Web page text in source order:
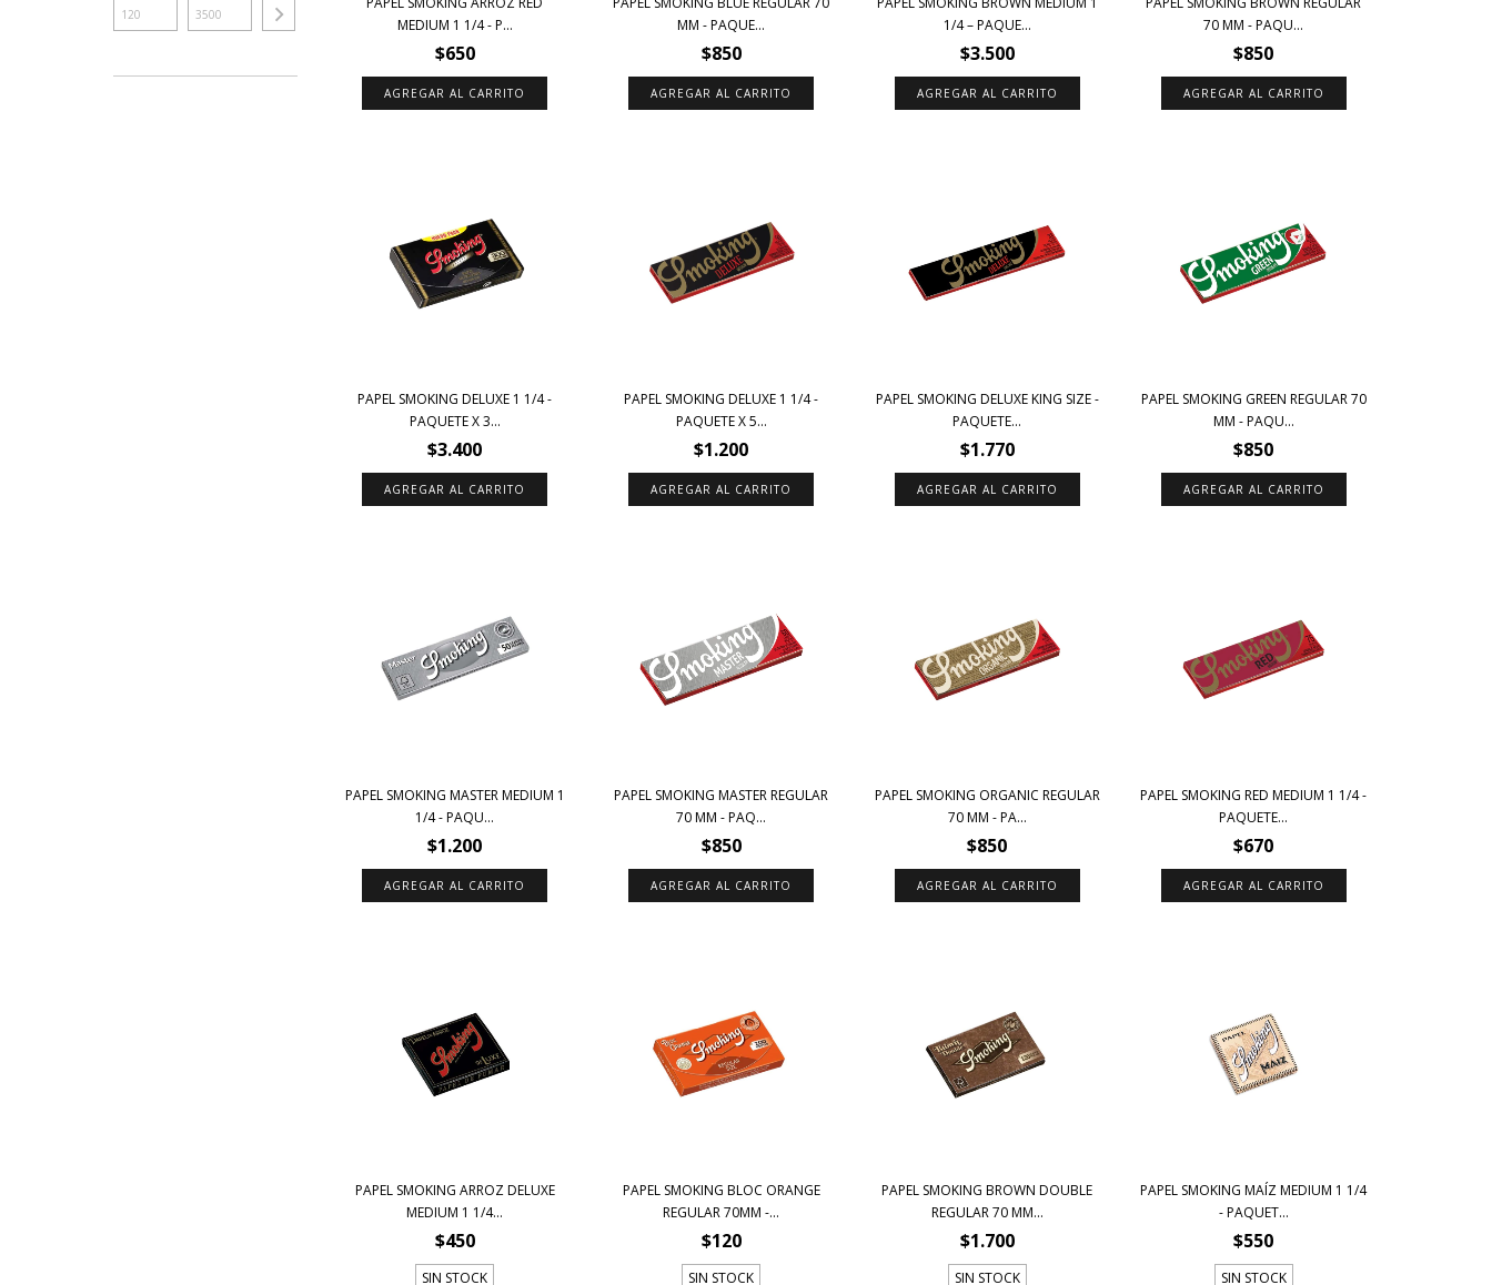
MEDIUM 1 1/4 - P...
$650
MM - PAQUE...
$850
1/4 – PAQUE...
$3.500
70 MM - PAQU...
$850
PAPEL SMOKING DELUXE 1 1/4 -
PAQUETE X 3...
$3.400
PAPEL SMOKING DELUXE 1 1/4 -
PAQUETE X 5...
$1.200
PAPEL SMOKING DELUXE KING SIZE -
PAQUETE...
$1.770
PAPEL SMOKING GREEN REGULAR 70
MM - PAQU...
$850
PAPEL SMOKING MASTER MEDIUM 1
1/4 - PAQU...
$1.200
PAPEL SMOKING MASTER REGULAR
70 MM - PAQ...
$850
PAPEL SMOKING ORGANIC REGULAR
70 MM - PA...
$850
PAPEL SMOKING RED MEDIUM 1 1/4 -
PAQUETE...
$670
PAPEL SMOKING ARROZ DELUXE
MEDIUM 1 1/4...
$450
SIN STOCK
PAPEL SMOKING BLOC ORANGE
REGULAR 70MM -...
$120
SIN STOCK
PAPEL SMOKING BROWN DOUBLE
REGULAR 70 MM...
$1.700
SIN STOCK
PAPEL SMOKING MAÍZ MEDIUM 1 1/4
- PAQUET...
$550
SIN STOCK